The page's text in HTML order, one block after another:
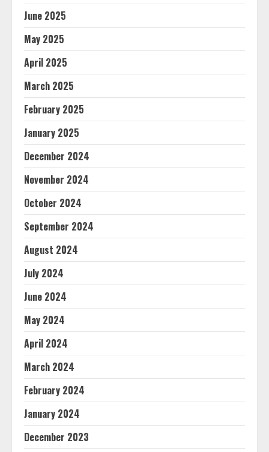
June 2025
May 2025
April 2025
March 2025
February 2025
January 2025
December 2024
November 2024
October 2024
September 2024
August 2024
July 2024
June 2024
May 2024
April 2024
March 2024
February 2024
January 2024
December 2023